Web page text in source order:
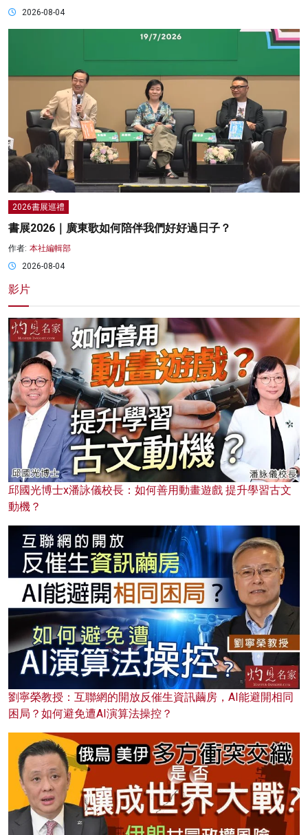
2026-08-04
2026書展巡禮
書展2026｜廣東歌如何陪伴我們好好過日子？
作者: 本社編輯部
2026-08-04
影片
邱國光博士x潘詠儀校長：如何善用動畫遊戲 提升學習古文
動機？
劉寧榮教授：互聯網的開放反催生資訊繭房，AI能避開相同
困局？如何避免遭AI演算法操控？